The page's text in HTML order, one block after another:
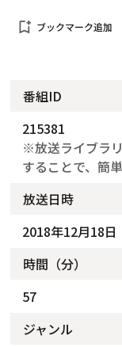
bookmark_add ブックマーク追加
番組ID
215381
※放送ライブラ
することで、簡
放送日時
2018年12月18
時間（分）
57
ジャンル